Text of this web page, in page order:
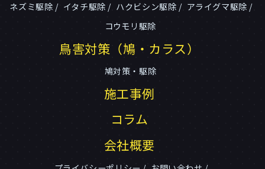
ネズミ駆除 イタチ駆除 ハクビシン駆除
アライグマ駆除
コウモリ駆除
鳥害対策（鳩・カラス）
鳩対策・駆除
施工事例
コラム
会社概要